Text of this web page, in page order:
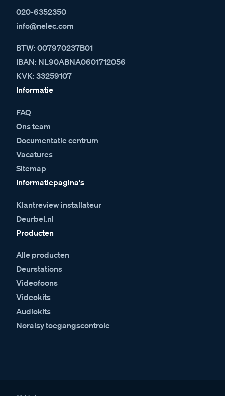
020-6352350
info@nelec.com
BTW: 007970237B01
IBAN: NL90ABNA0601712056
KVK: 33259107
Informatie
FAQ
Ons team
Documentatie centrum
Vacatures
Sitemap
Informatiepagina's
Klantreview installateur
Deurbel.nl
Producten
Alle producten
Deurstations
Videofoons
Videokits
Audiokits
Noralsy toegangscontrole